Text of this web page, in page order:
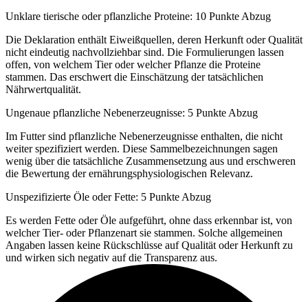
Unklare tierische oder pflanzliche Proteine: 10 Punkte Abzug
Die Deklaration enthält Eiweißquellen, deren Herkunft oder Qualität
nicht eindeutig nachvollziehbar sind. Die Formulierungen lassen
offen, von welchem Tier oder welcher Pflanze die Proteine
stammen. Das erschwert die Einschätzung der tatsächlichen
Nährwertqualität.
Ungenaue pflanzliche Nebenerzeugnisse: 5 Punkte Abzug
Im Futter sind pflanzliche Nebenerzeugnisse enthalten, die nicht
weiter spezifiziert werden. Diese Sammelbezeichnungen sagen
wenig über die tatsächliche Zusammensetzung aus und erschweren
die Bewertung der ernährungsphysiologischen Relevanz.
Unspezifizierte Öle oder Fette: 5 Punkte Abzug
Es werden Fette oder Öle aufgeführt, ohne dass erkennbar ist, von
welcher Tier- oder Pflanzenart sie stammen. Solche allgemeinen
Angaben lassen keine Rückschlüsse auf Qualität oder Herkunft zu
und wirken sich negativ auf die Transparenz aus.